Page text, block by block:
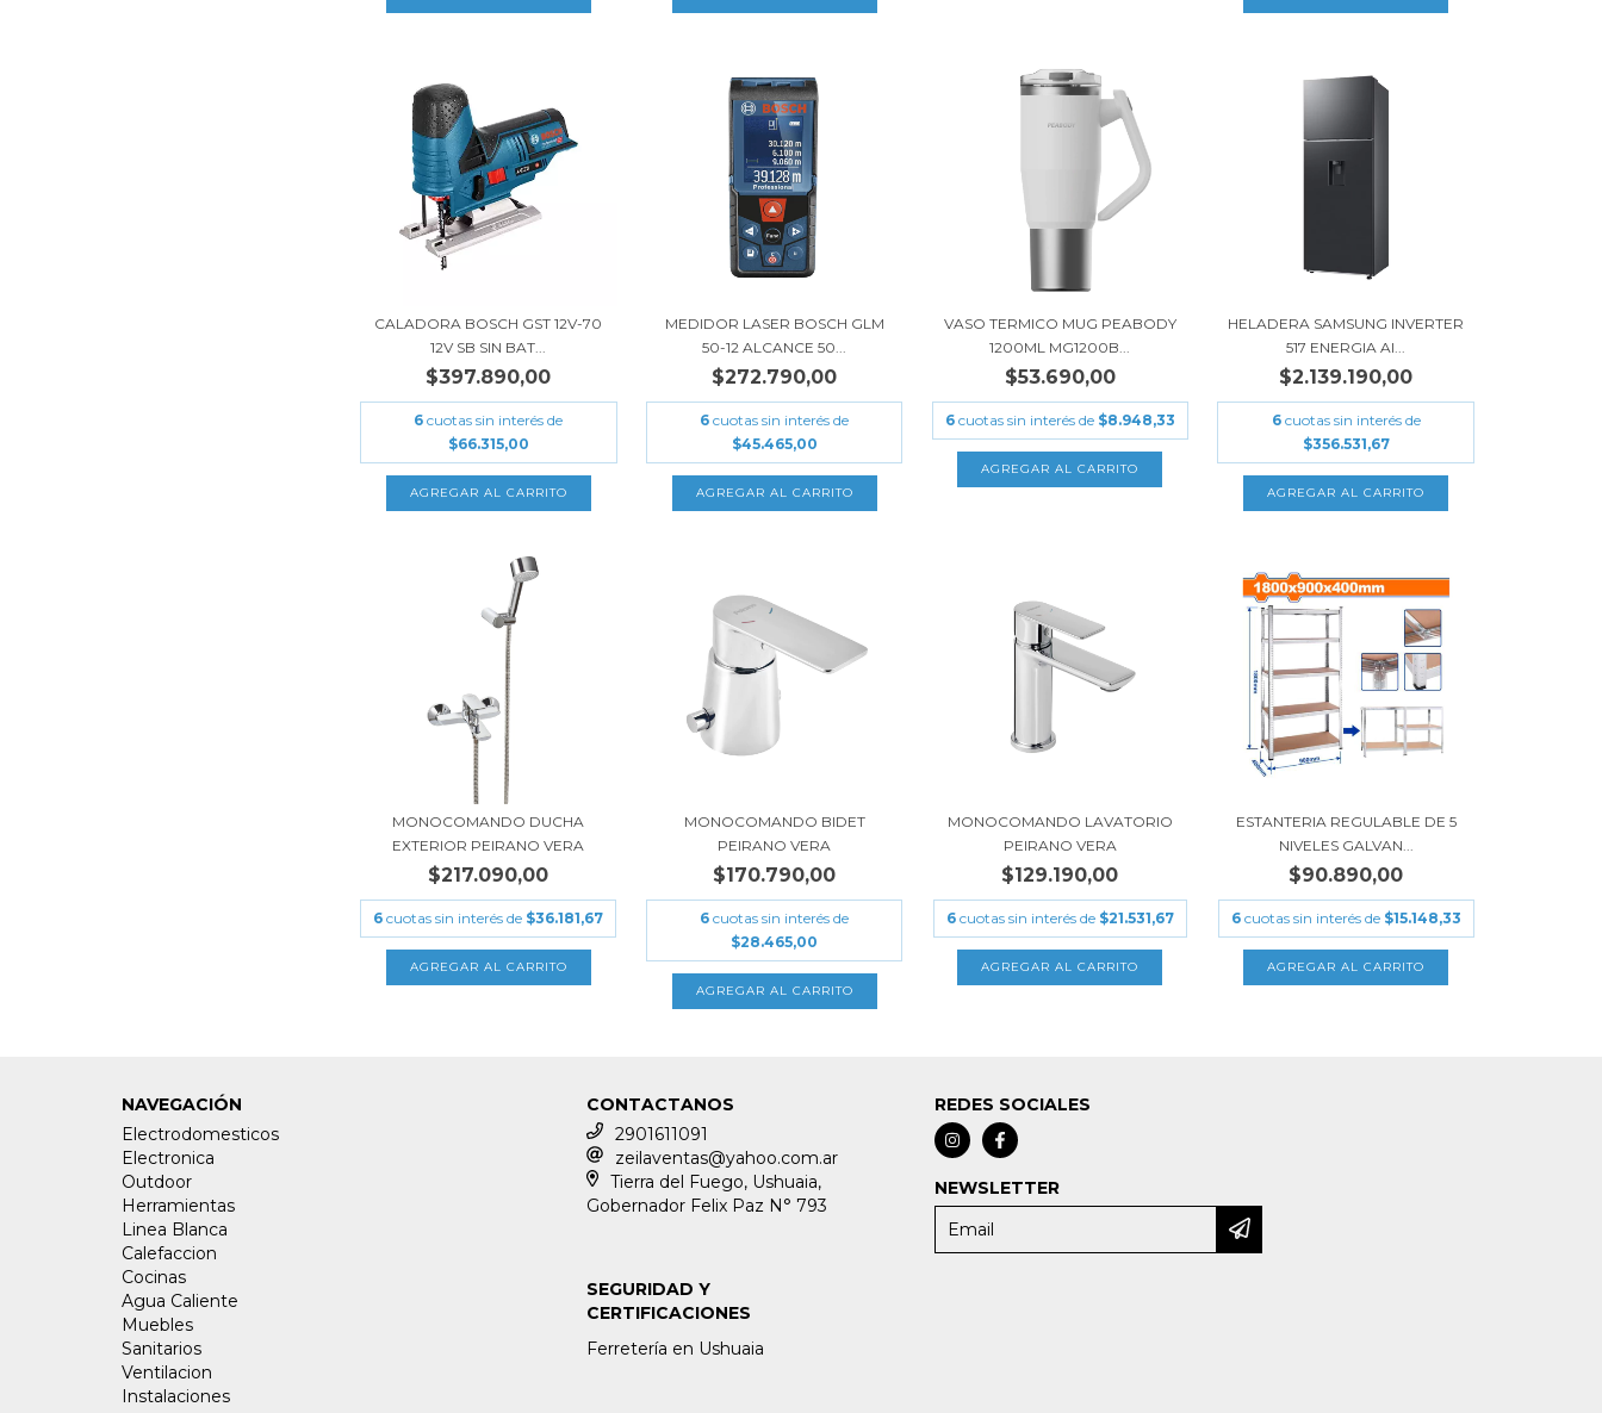
CALADORA BOSCH GST 12V-70
12V SB SIN BAT...
$397.890,00
6 cuotas sin interés de
$66.315,00
MEDIDOR LASER BOSCH GLM
50-12 ALCANCE 50...
$272.790,00
6 cuotas sin interés de
$45.465,00
VASO TERMICO MUG PEABODY
1200ML MG1200B...
$53.690,00
6 cuotas sin interés de $8.948,33
HELADERA SAMSUNG INVERTER
517 ENERGIA AI...
$2.139.190,00
6 cuotas sin interés de
$356.531,67
MONOCOMANDO DUCHA
EXTERIOR PEIRANO VERA
$217.090,00
6 cuotas sin interés de $36.181,67
MONOCOMANDO BIDET
PEIRANO VERA
$170.790,00
6 cuotas sin interés de
$28.465,00
MONOCOMANDO LAVATORIO
PEIRANO VERA
$129.190,00
6 cuotas sin interés de $21.531,67
ESTANTERIA REGULABLE DE 5
NIVELES GALVAN...
$90.890,00
6 cuotas sin interés de $15.148,33
NAVEGACIÓN
Electrodomesticos
Electronica
Outdoor
Herramientas
Linea Blanca
Calefaccion
Cocinas
Agua Caliente
Muebles
Sanitarios
Ventilacion
Instalaciones
CONTACTANOS
2901611091
zeilaventas@yahoo.com.ar
Tierra del Fuego, Ushuaia,
Gobernador Felix Paz N° 793
REDES SOCIALES
NEWSLETTER
SEGURIDAD Y
CERTIFICACIONES
Ferretería en Ushuaia